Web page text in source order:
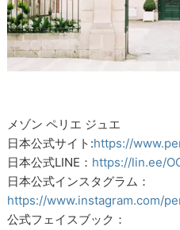
メゾン ペリエ ジュエ
日本公式サイト:https://
日本公式LINE： https://lin.ee/
日本公式インスタグラム：
https://www.instagram.com/
公式フェイスブック：